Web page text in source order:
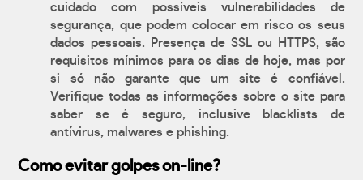
cuidado com possíveis vulnerabilidades de
segurança, que podem colocar em risco os seus
dados pessoais. Presença de SSL ou HTTPS, são
requisitos mínimos para os dias de hoje, mas por
si só não garante que um site é confiável.
Verifique todas as informações sobre o site para
saber se é seguro, inclusive blacklists de
antívirus, malwares e phishing.
Como evitar golpes on-line?